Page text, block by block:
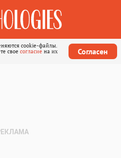
cookie-файлы.
свое согласие на их
Согласен